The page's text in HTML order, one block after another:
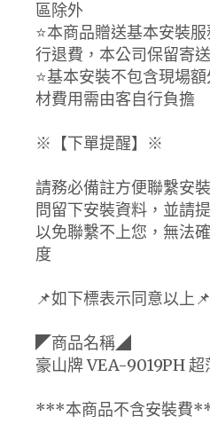
區除外
⭐️本商品贈送基本安裝
行退費，本公司保留寄
⭐️基本安裝不包含現場
材費用需由客自行負擔
※【下單提醒】※
請務必備註方便聯繫安
問留下安裝資料，並請
以免聯繫不上您，無法
度
📌如下標表示同意以上📌
◤商品名稱◢
豪山牌 VEA-9019PH
***本商品不含安裝費